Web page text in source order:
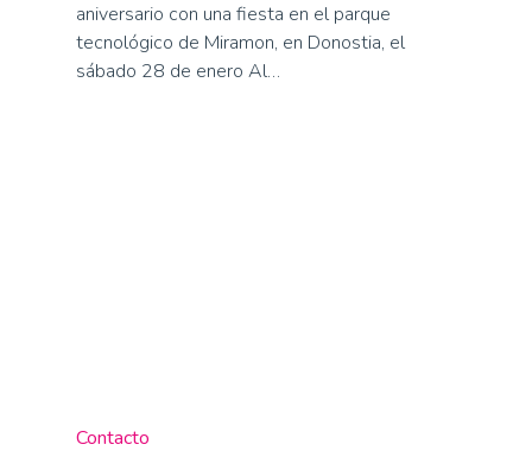
aniversario con una fiesta en el parque
tecnológico de Miramon, en Donostia, el
sábado 28 de enero Al…
Contacto